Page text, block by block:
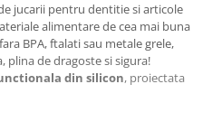
jucarii pentru dentitie si articole
alimentare de cea mai buna
BPA, ftalati sau metale grele,
plina de dragoste si sigura!
din silicon, proiectata